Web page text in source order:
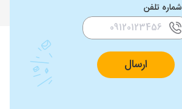
شماره تلفن
ارسال